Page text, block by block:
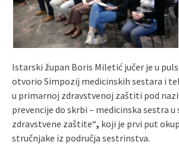
Istarski župan Boris Miletić jučer je u
otvorio Simpozij medicinskih sestara i
u primarnoj zdravstvenoj zaštiti pod
prevencije do skrbi – medicinska sestra
zdravstvene zaštite“, koji je prvi put
stručnjake iz područja sestrinstva.